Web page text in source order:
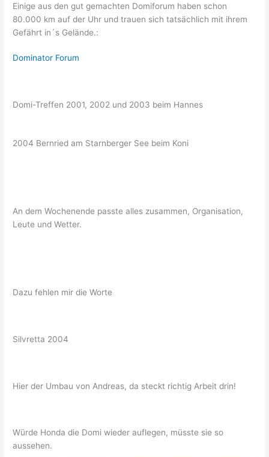
Einige aus den gut gemachten Domiforum haben schon
80.000 km auf der Uhr und trauen sich tatsächlich mit ihrem
Gefährt in´s Gelände.:
Dominator Forum
Domi-Treffen 2001, 2002 und 2003 beim Hannes
2004 Bernried am Starnberger See beim Koni
An dem Wochenende passte alles zusammen, Organisation,
Leute und Wetter.
Dazu fehlen mir die Worte
Silvretta 2004
Hier der Umbau von Andreas, da steckt richtig Arbeit drin!
Würde Honda die Domi wieder auflegen, müsste sie so
aussehen.